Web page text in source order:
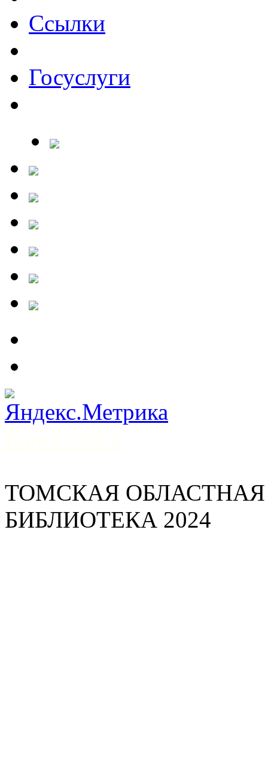
Ссылки
Госуслуги
ТОМСКАЯ
БИБЛИОТЕКА 2024